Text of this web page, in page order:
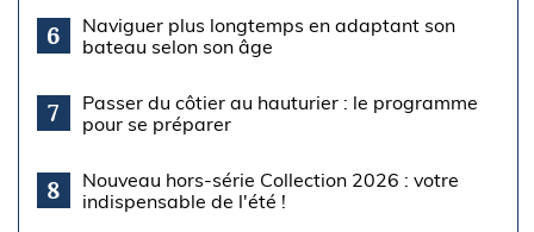
6
Naviguer plus longtemps en adaptant son
bateau selon son âge
7
Passer du côtier au hauturier : le programme
pour se préparer
8
Nouveau hors-série Collection 2026 : votre
indispensable de l'été !